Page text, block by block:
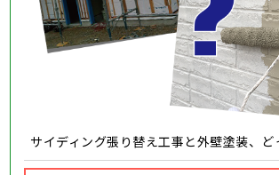
サイディング張り替え工事と外壁塗装、ど